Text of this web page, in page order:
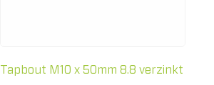
Tapbout M10 x 50mm 8.8 verzinkt